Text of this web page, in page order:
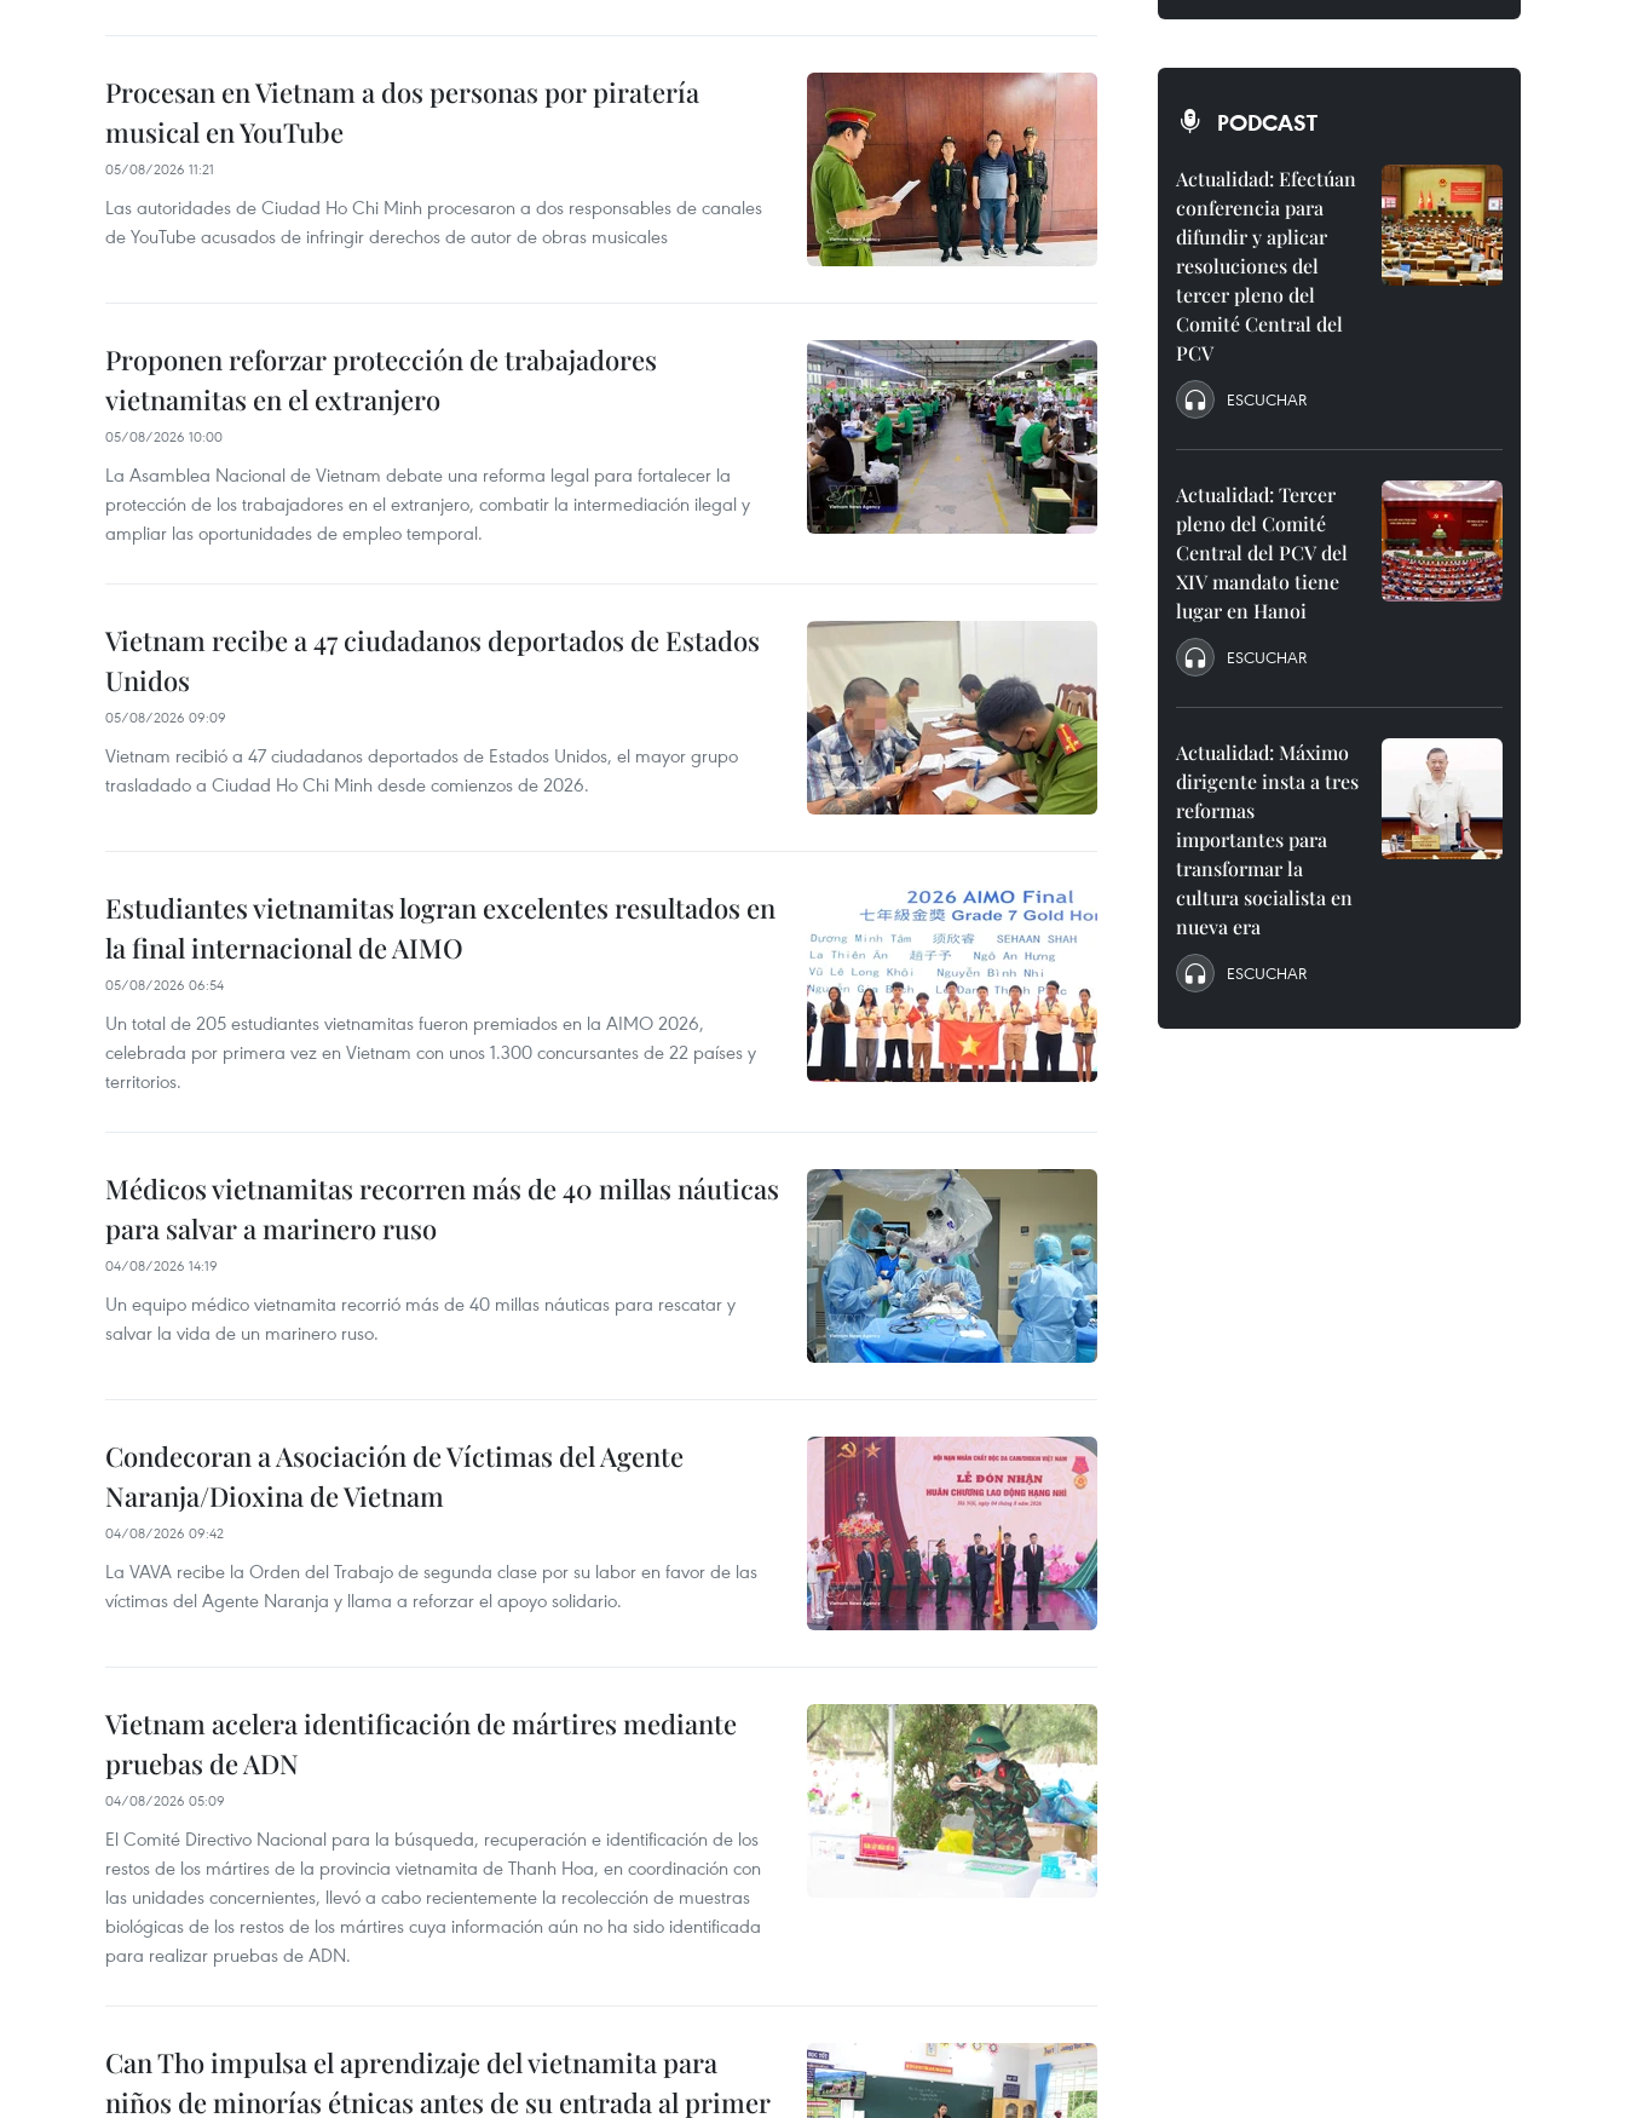
Procesan en Vietnam a dos personas por piratería
musical en YouTube
05/08/2026 11:21
Las autoridades de Ciudad Ho Chi Minh procesaron a dos responsables de canales
de YouTube acusados de infringir derechos de autor de obras musicales
Proponen reforzar protección de trabajadores
vietnamitas en el extranjero
05/08/2026 10:00
La Asamblea Nacional de Vietnam debate una reforma legal para fortalecer la
protección de los trabajadores en el extranjero, combatir la intermediación ilegal y
ampliar las oportunidades de empleo temporal.
Vietnam recibe a 47 ciudadanos deportados de Estados
Unidos
05/08/2026 09:09
Vietnam recibió a 47 ciudadanos deportados de Estados Unidos, el mayor grupo
trasladado a Ciudad Ho Chi Minh desde comienzos de 2026.
Estudiantes vietnamitas logran excelentes resultados en
la final internacional de AIMO
05/08/2026 06:54
Un total de 205 estudiantes vietnamitas fueron premiados en la AIMO 2026,
celebrada por primera vez en Vietnam con unos 1.300 concursantes de 22 países y
territorios.
Médicos vietnamitas recorren más de 40 millas náuticas
para salvar a marinero ruso
04/08/2026 14:19
Un equipo médico vietnamita recorrió más de 40 millas náuticas para rescatar y
salvar la vida de un marinero ruso.
Condecoran a Asociación de Víctimas del Agente
Naranja/Dioxina de Vietnam
04/08/2026 09:42
La VAVA recibe la Orden del Trabajo de segunda clase por su labor en favor de las
víctimas del Agente Naranja y llama a reforzar el apoyo solidario.
Vietnam acelera identificación de mártires mediante
pruebas de ADN
04/08/2026 05:09
El Comité Directivo Nacional para la búsqueda, recuperación e identificación de los
restos de los mártires de la provincia vietnamita de Thanh Hoa, en coordinación con
las unidades concernientes, llevó a cabo recientemente la recolección de muestras
biológicas de los restos de los mártires cuya información aún no ha sido identificada
para realizar pruebas de ADN.
Can Tho impulsa el aprendizaje del vietnamita para
niños de minorías étnicas antes de su entrada al primer
PODCAST
Actualidad: Efectúan
conferencia para
difundir y aplicar
resoluciones del
tercer pleno del
Comité Central del
PCV
ESCUCHAR
Actualidad: Tercer
pleno del Comité
Central del PCV del
XIV mandato tiene
lugar en Hanoi
ESCUCHAR
Actualidad: Máximo
dirigente insta a tres
reformas
importantes para
transformar la
cultura socialista en
nueva era
ESCUCHAR